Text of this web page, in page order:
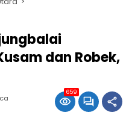
dan Robek,
659